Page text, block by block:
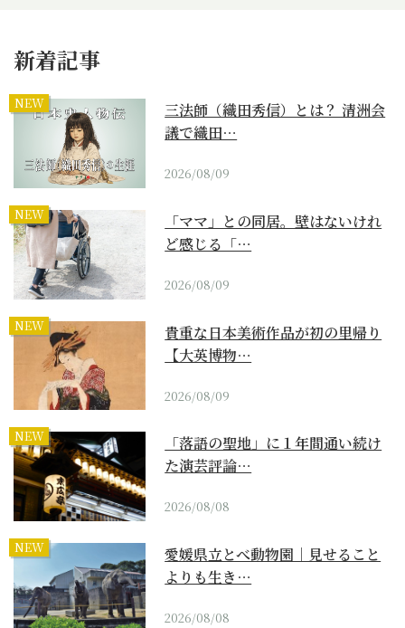
新着記事
NEW
三法師（織田秀信）とは？ 清洲会
議で織田…
2026/08/09
NEW
「ママ」との同居。壁はないけれ
ど感じる「…
2026/08/09
NEW
貴重な日本美術作品が初の里帰り
【大英博物…
2026/08/09
NEW
「落語の聖地」に１年間通い続け
た演芸評論…
2026/08/08
NEW
愛媛県立とべ動物園｜見せること
よりも生き…
2026/08/08